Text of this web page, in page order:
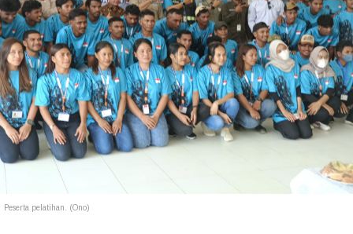
Peserta pelatihan. (Ono)